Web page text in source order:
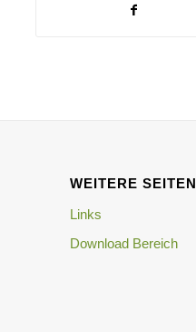
WEITERE SEITEN
Links
Download Bereich